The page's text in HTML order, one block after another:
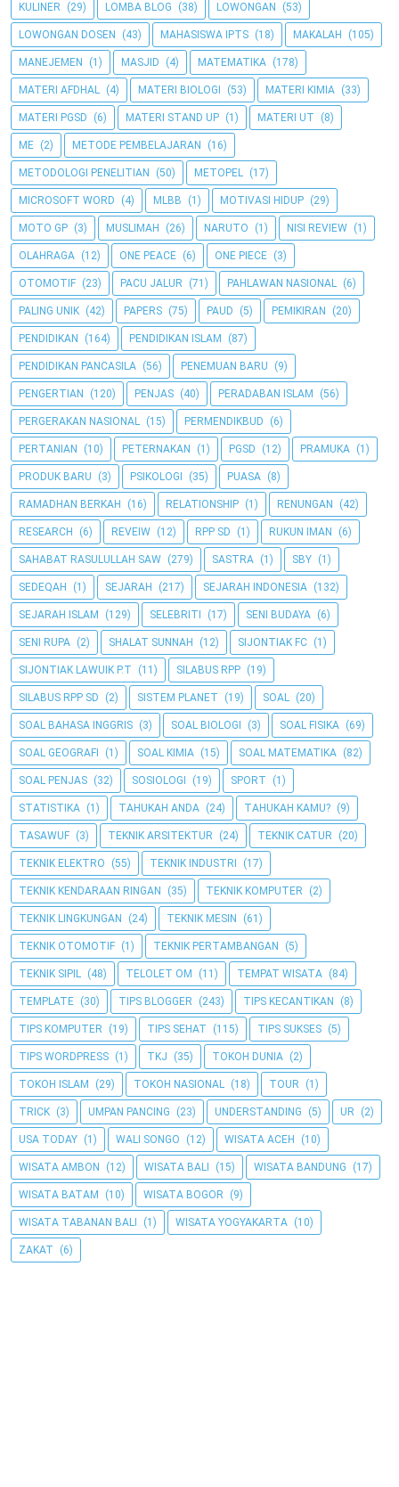
KULINER (29) LOMBA BLOG (38) LOWONGAN (53)
LOWONGAN DOSEN (43) MAHASISWA IPTS (18) MAKALAH (105)
MANEJEMEN (1) MASJID (4) MATEMATIKA (178)
MATERI AFDHAL (4) MATERI BIOLOGI (53) MATERI KIMIA (33)
MATERI PGSD (6) MATERI STAND UP (1) MATERI UT (8)
ME (2) METODE PEMBELAJARAN (16)
METODOLOGI PENELITIAN (50) METOPEL (17)
MICROSOFT WORD (4) MLBB (1) MOTIVASI HIDUP (29)
MOTO GP (3) MUSLIMAH (26) NARUTO (1) NISI REVIEW (1)
OLAHRAGA (12) ONE PEACE (6) ONE PIECE (3)
OTOMOTIF (23) PACU JALUR (71) PAHLAWAN NASIONAL (6)
PALING UNIK (42) PAPERS (75) PAUD (5) PEMIKIRAN (20)
PENDIDIKAN (164) PENDIDIKAN ISLAM (87)
PENDIDIKAN PANCASILA (56) PENEMUAN BARU (9)
PENGERTIAN (120) PENJAS (40) PERADABAN ISLAM (56)
PERGERAKAN NASIONAL (15) PERMENDIKBUD (6)
PERTANIAN (10) PETERNAKAN (1) PGSD (12) PRAMUKA (1)
PRODUK BARU (3) PSIKOLOGI (35) PUASA (8)
RAMADHAN BERKAH (16) RELATIONSHIP (1) RENUNGAN (42)
RESEARCH (6) REVEIW (12) RPP SD (1) RUKUN IMAN (6)
SAHABAT RASULULLAH SAW (279) SASTRA (1) SBY (1)
SEDEQAH (1) SEJARAH (217) SEJARAH INDONESIA (132)
SEJARAH ISLAM (129) SELEBRITI (17) SENI BUDAYA (6)
SENI RUPA (2) SHALAT SUNNAH (12) SIJONTIAK FC (1)
SIJONTIAK LAWUIK P.T (11) SILABUS RPP (19)
SILABUS RPP SD (2) SISTEM PLANET (19) SOAL (20)
SOAL BAHASA INGGRIS (3) SOAL BIOLOGI (3) SOAL FISIKA (69)
SOAL GEOGRAFI (1) SOAL KIMIA (15) SOAL MATEMATIKA (82)
SOAL PENJAS (32) SOSIOLOGI (19) SPORT (1)
STATISTIKA (1) TAHUKAH ANDA (24) TAHUKAH KAMU? (9)
TASAWUF (3) TEKNIK ARSITEKTUR (24) TEKNIK CATUR (20)
TEKNIK ELEKTRO (55) TEKNIK INDUSTRI (17)
TEKNIK KENDARAAN RINGAN (35) TEKNIK KOMPUTER (2)
TEKNIK LINGKUNGAN (24) TEKNIK MESIN (61)
TEKNIK OTOMOTIF (1) TEKNIK PERTAMBANGAN (5)
TEKNIK SIPIL (48) TELOLET OM (11) TEMPAT WISATA (84)
TEMPLATE (30) TIPS BLOGGER (243) TIPS KECANTIKAN (8)
TIPS KOMPUTER (19) TIPS SEHAT (115) TIPS SUKSES (5)
TIPS WORDPRESS (1) TKJ (35) TOKOH DUNIA (2)
TOKOH ISLAM (29) TOKOH NASIONAL (18) TOUR (1)
TRICK (3) UMPAN PANCING (23) UNDERSTANDING (5) UR (2)
USA TODAY (1) WALI SONGO (12) WISATA ACEH (10)
WISATA AMBON (12) WISATA BALI (15) WISATA BANDUNG (17)
WISATA BATAM (10) WISATA BOGOR (9)
WISATA TABANAN BALI (1) WISATA YOGYAKARTA (10)
ZAKAT (6)